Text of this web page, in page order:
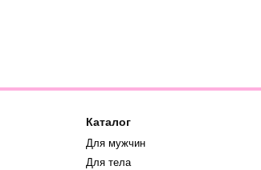
Каталог
Для мужчин
Для тела